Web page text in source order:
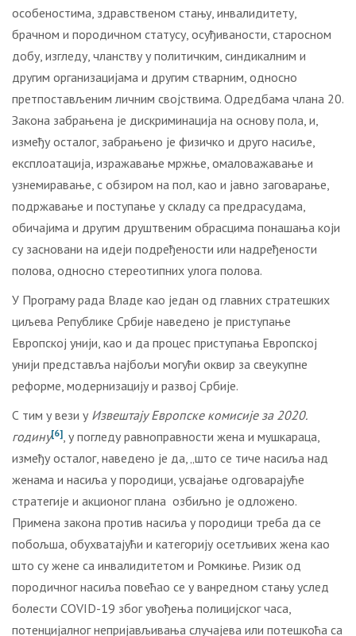
особеностима, здравственом стању, инвалидитету,
брачном и породичном статусу, осуђиваности, старосном
добу, изгледу, чланству у политичким, синдикалним и
другим организацијама и другим стварним, односно
претпостављеним личним својствима. Одредбама члана 20.
Закона забрањена је дискриминација на основу пола, и,
између осталог, забрањено је физичко и друго насиље,
експлоатација, изражавање мржње, омаловажавање и
узнемиравање, с обзиром на пол, као и јавно заговарање,
подржавање и поступање у складу са предрасудама,
обичајима и другим друштвеним обрасцима понашања који
су засновани на идеји подређености или надређености
полова, односно стереотипних улога полова.
У Програму рада Владе као један од главних стратешких
циљева Републике Србије наведено је приступање
Европској унији, као и да процес приступања Европској
унији представља најбољи могући оквир за свеукупне
реформе, модернизацију и развој Србије.
С тим у вези у ИзвештајуЕвропске комисијеза 2020.
годину[6], у погледу равноправности жена и мушкараца,
између осталог, наведено je да, „што се тиче насиља над
женама и насиља у породици, усвајање одговарајуће
стратегије и акционог плана озбиљно је одложено.
Примена закона против насиља у породици треба да се
побољша, обухватајући и категорију осетљивих жена као
што су жене са инвалидитетом и Ромкиње. Ризик од
породичног насиља повећао се у ванредном стању услед
болести COVID-19 због увођења полицијског часа,
потенцијалног непријављивања случајева или потешкоћа са